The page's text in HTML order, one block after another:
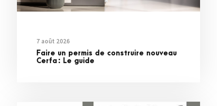
7 août 2026
Faire un permis de construire nouveau
Cerfa : Le guide